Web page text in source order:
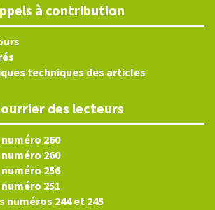
à contribution
techniques des articles
des lecteurs
260
260
256
251
numéros 244 et 245